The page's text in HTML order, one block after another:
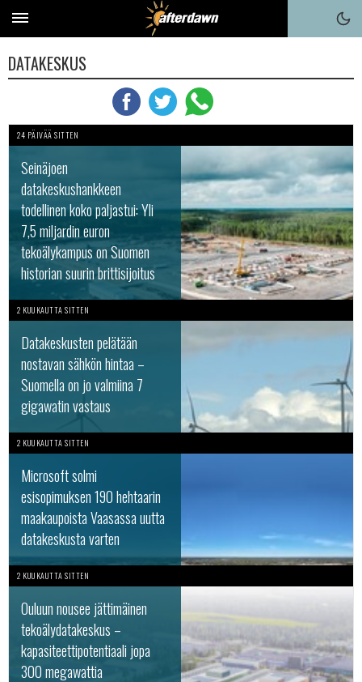
DATAKESKUS
24 PÄIVÄÄ SITTEN
Seinäjoen
datakeskushankkeen
todellinen koko paljastui: Yli
7,5 miljardin euron
tekoälykampus on Suomen
historian suurin brittisijoitus
2 KUUKAUTTA SITTEN
Datakeskusten pelätään
nostavan sähkön hintaa –
Suomella on jo valmiina 7
gigawatin vastaus
2 KUUKAUTTA SITTEN
Microsoft solmi
esisopimuksen 190 hehtaarin
maakaupoista Vaasassa uutta
datakeskusta varten
2 KUUKAUTTA SITTEN
Ouluun nousee jättimäinen
tekoälydatakeskus –
kapasiteettipotentiaali jopa
300 megawattia